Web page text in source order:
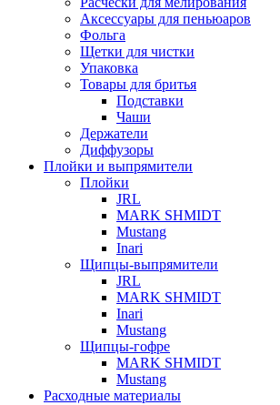
Аксессуары для пеньюаров
Фольга
Щетки для чистки
Упаковка
Товары для бритья
Подставки
Чаши
Держатели
Диффузоры
Плойки и выпрямители
Плойки
JRL
MARK SHMIDT
Mustang
Inari
Щипцы-выпрямители
JRL
MARK SHMIDT
Inari
Mustang
Щипцы-гофре
MARK SHMIDT
Mustang
Расходные материалы